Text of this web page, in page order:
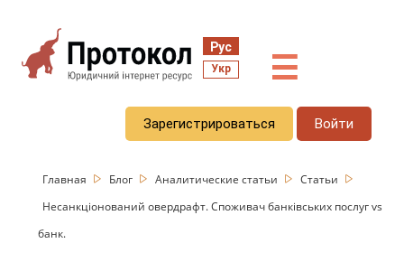
Рус
Укр ☰
Зарегистрироваться Войти
Главная Блог Аналитические статьи
Статьи
Несанкціонований овердрафт. Споживач банківських послуг vs
банк.